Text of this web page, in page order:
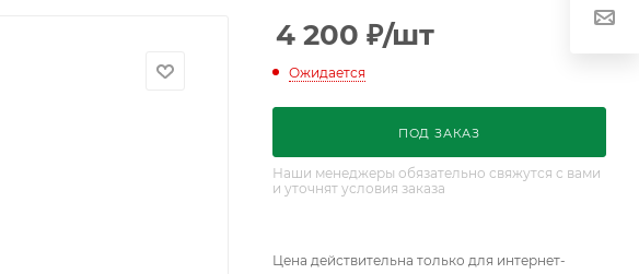
4 200 ₽/шт
Ожидается
ПОД ЗАКАЗ
Наши менеджеры обязательно свяжутся с вами
и уточнят условия заказа
Цена действительна только для интернет-